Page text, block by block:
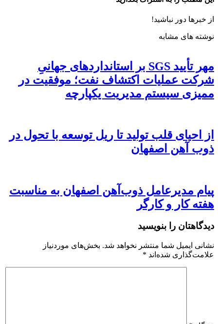
از خبرها دور نباشید!
نوشته های مشابه
مهر تأیید SGS بر استانداردهای جهانیِ
شرکت عملیات اکتشاف نفت؛ موفقیت در
ممیزی سیستم مدیریت یکپارچه
از احیای قلب تولید تا ریل توسعه با تحول در
ذوب آهن اصفهان
پیام مدیرعامل ذوب‌آهن اصفهان به مناسبت
هفته کار و کارگر
دیدگاهتان را بنویسید
نشانی ایمیل شما منتشر نخواهد شد. بخش‌های موردنیاز
علامت‌گذاری شده‌اند *